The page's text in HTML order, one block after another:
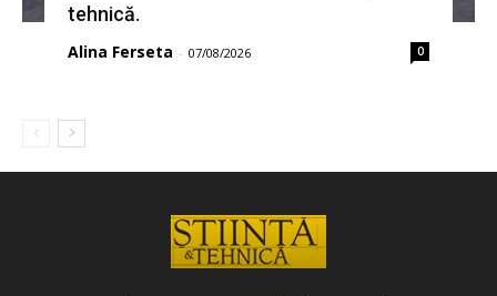
tehnică.
Alina Ferseta - 07/08/2026 0